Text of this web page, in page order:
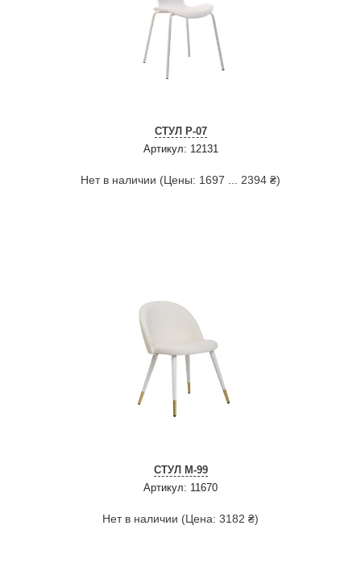
СТУЛ P-07
Артикул: 12131
Нет в наличии (Цены: 1697 ... 2394 ₴)
СТУЛ M-99
Артикул: 11670
Нет в наличии (Цена: 3182 ₴)